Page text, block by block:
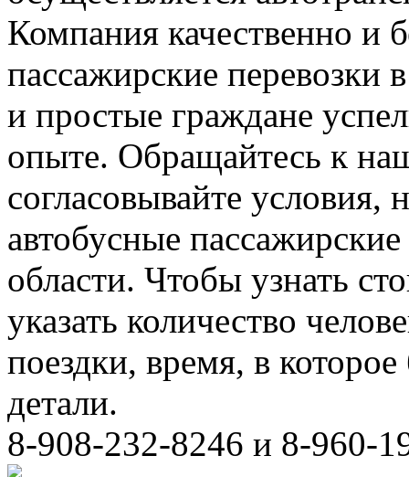
Компания качественно и
пассажирские
и простые граждане
опыте. Обращайтесь к
согласовывайте условия,
автобусные
области. Чтобы узнать
указать количество
поездки, время, в
детали.
8-908-232-8246 и 8-960-